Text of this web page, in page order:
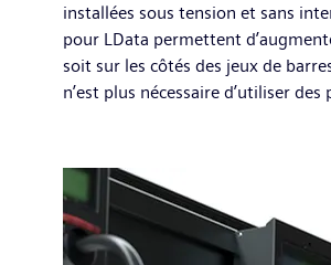
installées sous tension et sans
pour LData permettent
soit sur les côtés des jeux de
n’est plus nécessaire d’utiliser